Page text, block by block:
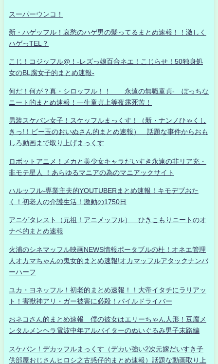
スーパーウンコ！
新・ハゲッフル！哀愁のハゲ男の髪ってるまとめ速報！！激しく
ハゲっTEL？
こじ！コジッフル@！-レズっ娘百合ネエ！こじらせ！50独身処
女のBL腐女子的まとめ速報-
何だ！何が？真・シロッフル！！ 永遠の無職童貞- ぼっちな
ニート的まとめ速報！一生童貞上等夜露死苦！
男装スケバン女子！スケッフルまっくす！（新・ナンノひゃくし
きっ!！ビー玉のおいぬさん的まとめ速報） 話題な事件からおも
しろ動画まで取り上げまっくす
ロボットアニメ！メカと美少女キャラだいすき永遠の非リア充・
非モテ星人 ！あらゆるマニアの為のマニアックサイト
ハルッフル-専業主夫的YOUTUBERまとめ速報！キモデブおた
く！初老人の介護生活！激動の1750日
アニゲタレスト（元祖！アニメッフル） ひきこもりニートのオ
ナベ的まとめ速報
火浦のシネマッフル映画NEWS情報ポータブルの杜！オネエ管理
人オカマちゃんの鬼女的まとめ速報!オカマッフルアタックナンバ
ーハーフ
ユカ・ヨネッフル！初老的まとめ速報！！大帝イタチにラリアッ
ト！害獣神アリ・ガー被害に必殺！パイルドライバー
おネコさん的まとめ速報 僕の彼女はエリーちゃん人形！豆腐メ
ンタルメンヘラ電波中年アルバイターのぬいぐるみ男子末路編
スケバン！デカッフルまっくす（デカい強い2次元嫁だいすき子
供部屋おじさんヒロシ之古惑仔的まとめ速報）話題な動画取り上